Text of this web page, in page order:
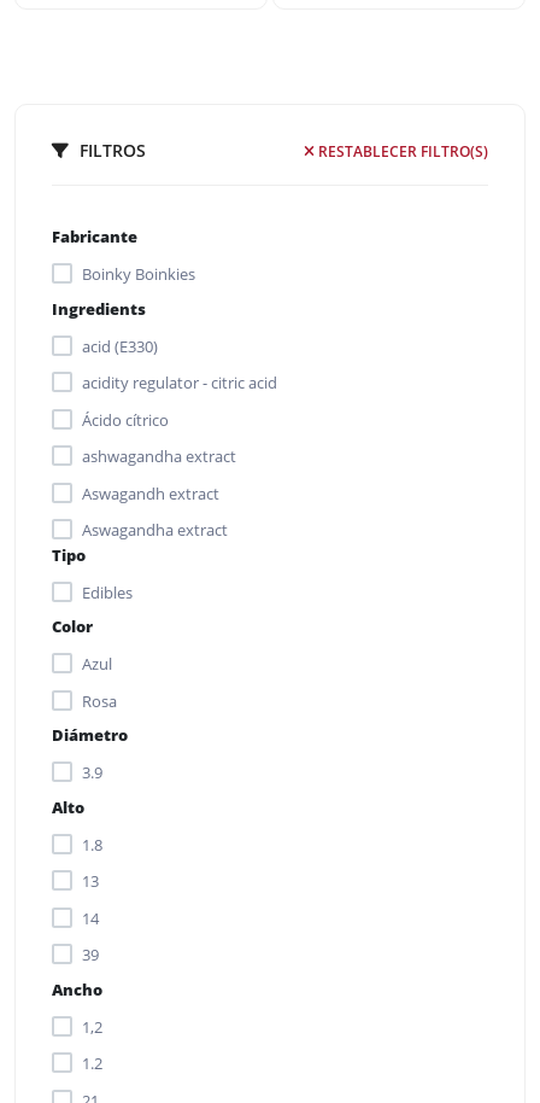
FILTROS RESTABLECER FILTRO(S)
Fabricante
Boinky Boinkies
Ingredients
acid (E330)
acidity regulator - citric acid
Ácido cítrico
ashwagandha extract
Aswagandh extract
Aswagandha extract
Blue Curacao
Bubblegum Vodka
cocoa butter
cocoa mass
coconut oil
radish, safflower, spirulina)
full milkpowder
Tipo
Edibles
Color
Azul
Rosa
Diámetro
3.9
Alto
1.8
13
14
39
Ancho
1,2
1.2